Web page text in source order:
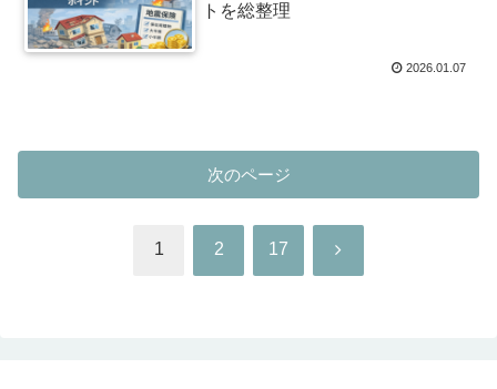
トを総整理
2026.01.07
次のページ
1 2 17 次